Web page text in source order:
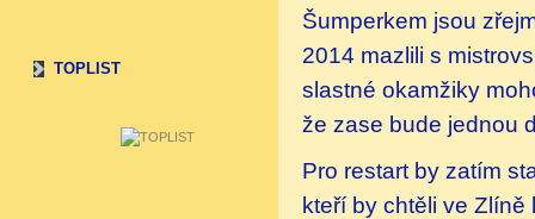
TOPLIST
Šumperkem jsou
2014 mazlili s
slastné okamžiky
že zase bude jednou
Pro restart by zatím
kteří by chtěli ve Zlíně